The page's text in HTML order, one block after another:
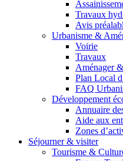
Travaux
Avis
Urbanisme &
Voirie
Travaux
Aménager
Plan Local
FAQ
Développement
Annuaire
Aide aux
Zones
Séjourner & visiter
Tourisme &